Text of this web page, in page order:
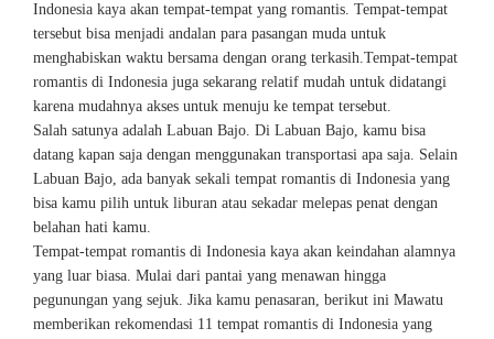
Indonesia kaya akan tempat-tempat yang romantis. Tempat-tempat
tersebut bisa menjadi andalan para pasangan muda untuk
menghabiskan waktu bersama dengan orang terkasih.Tempat-tempat
romantis di Indonesia juga sekarang relatif mudah untuk didatangi
karena mudahnya akses untuk menuju ke tempat tersebut.
Salah satunya adalah Labuan Bajo. Di Labuan Bajo, kamu bisa
datang kapan saja dengan menggunakan transportasi apa saja. Selain
Labuan Bajo, ada banyak sekali tempat romantis di Indonesia yang
bisa kamu pilih untuk liburan atau sekadar melepas penat dengan
belahan hati kamu.
Tempat-tempat romantis di Indonesia kaya akan keindahan alamnya
yang luar biasa. Mulai dari pantai yang menawan hingga
pegunungan yang sejuk. Jika kamu penasaran, berikut ini Mawatu
memberikan rekomendasi 11 tempat romantis di Indonesia yang